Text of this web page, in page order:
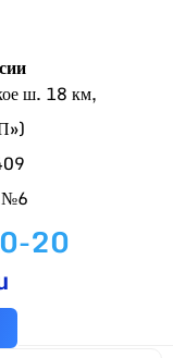
ш. 18 км,
20